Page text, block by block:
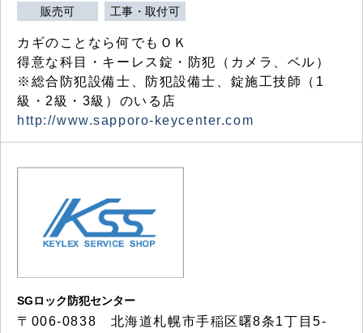
販売可 工事・取付可
カギのことなら何でもＯＫ
得意な科目・キーレス錠・防犯（カメラ、ベル）
※総合防犯設備士、防犯設備士、錠施工技師（1
級・2級・3級）のいる店
http://www.sapporo-keycenter.com
SGロック防犯センター
〒006-0838 北海道札幌市手稲区曙8条1丁目5-